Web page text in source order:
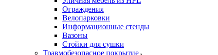
Ограждения
Велопарковки
Информационные стенды
Вазоны
Стойки для сушки
Травмобезопасное покрытие